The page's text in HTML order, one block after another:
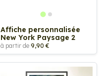
Affiche personnalisée
New York Paysage 2
à partir de 9,90 €